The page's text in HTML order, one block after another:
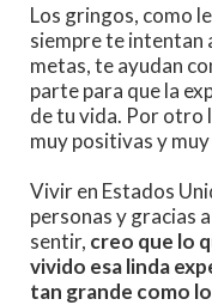
Los gringos, como
siempre te intentan
metas, te ayudan
parte para que la
de tu vida. Por otro
muy positivas y
Vivir en Estados
personas y gracias
sentir, creo que lo
vivido esa linda
tan grande como